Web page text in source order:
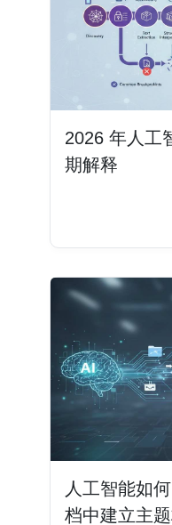
2026 年人工
期解释
人工智能如
档中建立主